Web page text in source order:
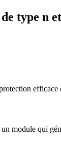
type n
module qui